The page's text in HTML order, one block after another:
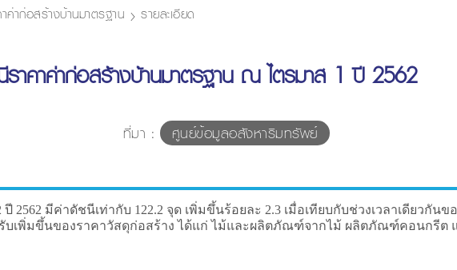
ค่าก่อสร้างบ้านมาตรฐาน รายละเอียด
าคาค่าก่อสร้างบ้านมาตรฐาน ณ ไตรมาส 1 ปี 2562
ที่มา : ศูนย์ข้อมูลอสังหาริมทรัพย์
มีค่าดัชนีเท่ากับ 122.2 จุด เพิ่มขึ้นร้อยละ 2.3 เมื่อเทียบกับช่วงเวลาเดียวกันข
เพิ่มขึ้นของราคาวัสดุก่อสร้าง ได้แก่ ไม้และผลิตภัณฑ์จากไม้ ผลิตภัณฑ์คอนกรีต แ